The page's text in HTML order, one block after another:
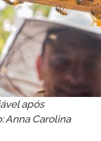
após
Anna Carolina